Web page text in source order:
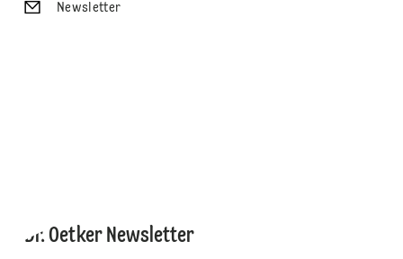
Newsletter
Dr. Oetker Newsletter